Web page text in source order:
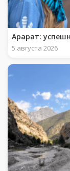
Арарат:
5 августа 2026